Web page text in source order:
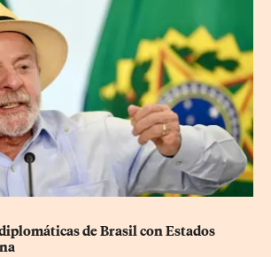
de Brasil con Estados